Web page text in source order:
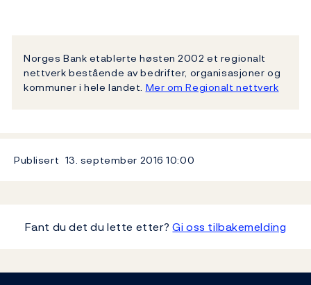
Norges Bank etablerte høsten 2002 et regionalt
nettverk bestående av bedrifter, organisasjoner og
kommuner i hele landet. Mer om Regionalt nettverk
Publisert 13. september 201610:00
Fant du det du lette etter?Gi oss tilbakemelding